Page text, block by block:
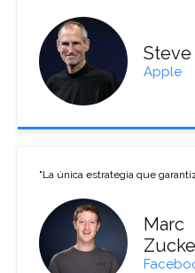
Steve
Apple
"La única estrategia que
Marc